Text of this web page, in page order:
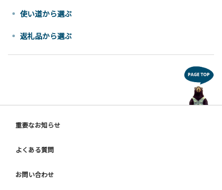
使い道から選ぶ
返礼品から選ぶ
重要なお知らせ
よくある質問
お問い合わせ